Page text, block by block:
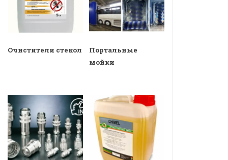
Очистители стекол
Портальные
мойки